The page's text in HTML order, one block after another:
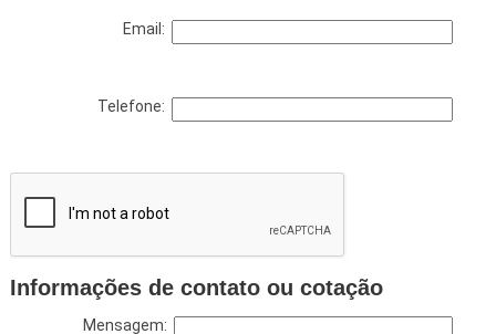
Email:
Telefone:
Informações de contato ou cotação
Mensagem: